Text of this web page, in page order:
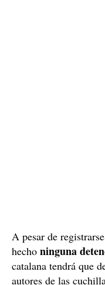
A pesar de
hecho ninguna
catalana tendrá que
autores de las